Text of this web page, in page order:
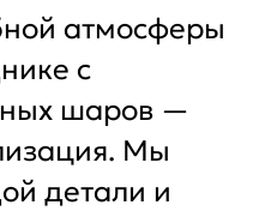
атмосферы
с
шаров —
Мы
детали и